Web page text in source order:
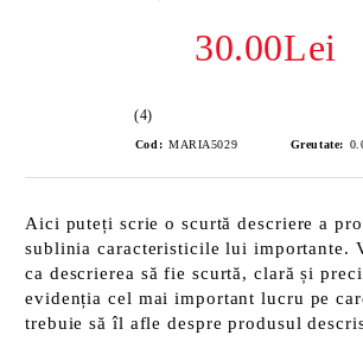
30.00Lei
(4)
Cod: MARIA5029 Greutate:
Aici puteți scrie o scurtă descriere a
sublinia caracteristicile lui importante.
ca descrierea să fie scurtă, clară și
evidenția cel mai important lucru pe
trebuie să îl afle despre produsul